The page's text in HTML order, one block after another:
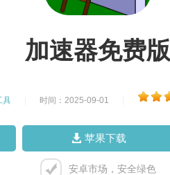
加速器免费版
具 时间：2025-09-01
苹果下载
安卓市场，安全绿色